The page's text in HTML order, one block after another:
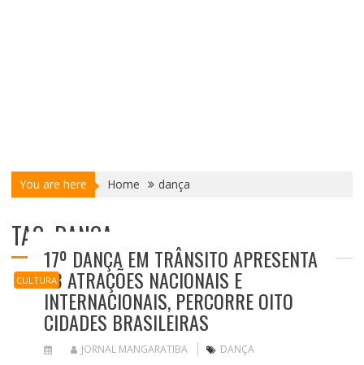
You are here Home dança
TAG: DANÇA
CULTURA
17º DANÇA EM TRÂNSITO APRESENTA
23 ATRAÇÕES NACIONAIS E
INTERNACIONAIS, PERCORRE OITO
CIDADES BRASILEIRAS
JORNAL MANGARATIBA DANÇA